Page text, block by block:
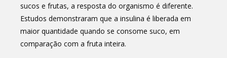
sucos e frutas, a resposta do organismo é diferente.
Estudos demonstraram que a insulina é liberada em
maior quantidade quando se consome suco, em
comparação com a fruta inteira.